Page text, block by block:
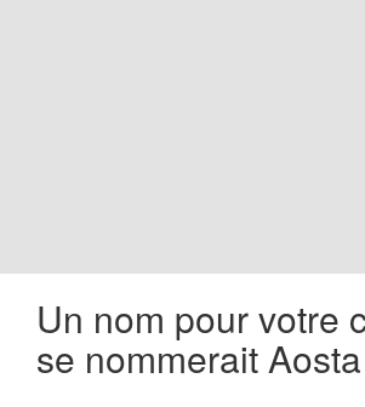
Un nom pour votre
se nommerait Aosta